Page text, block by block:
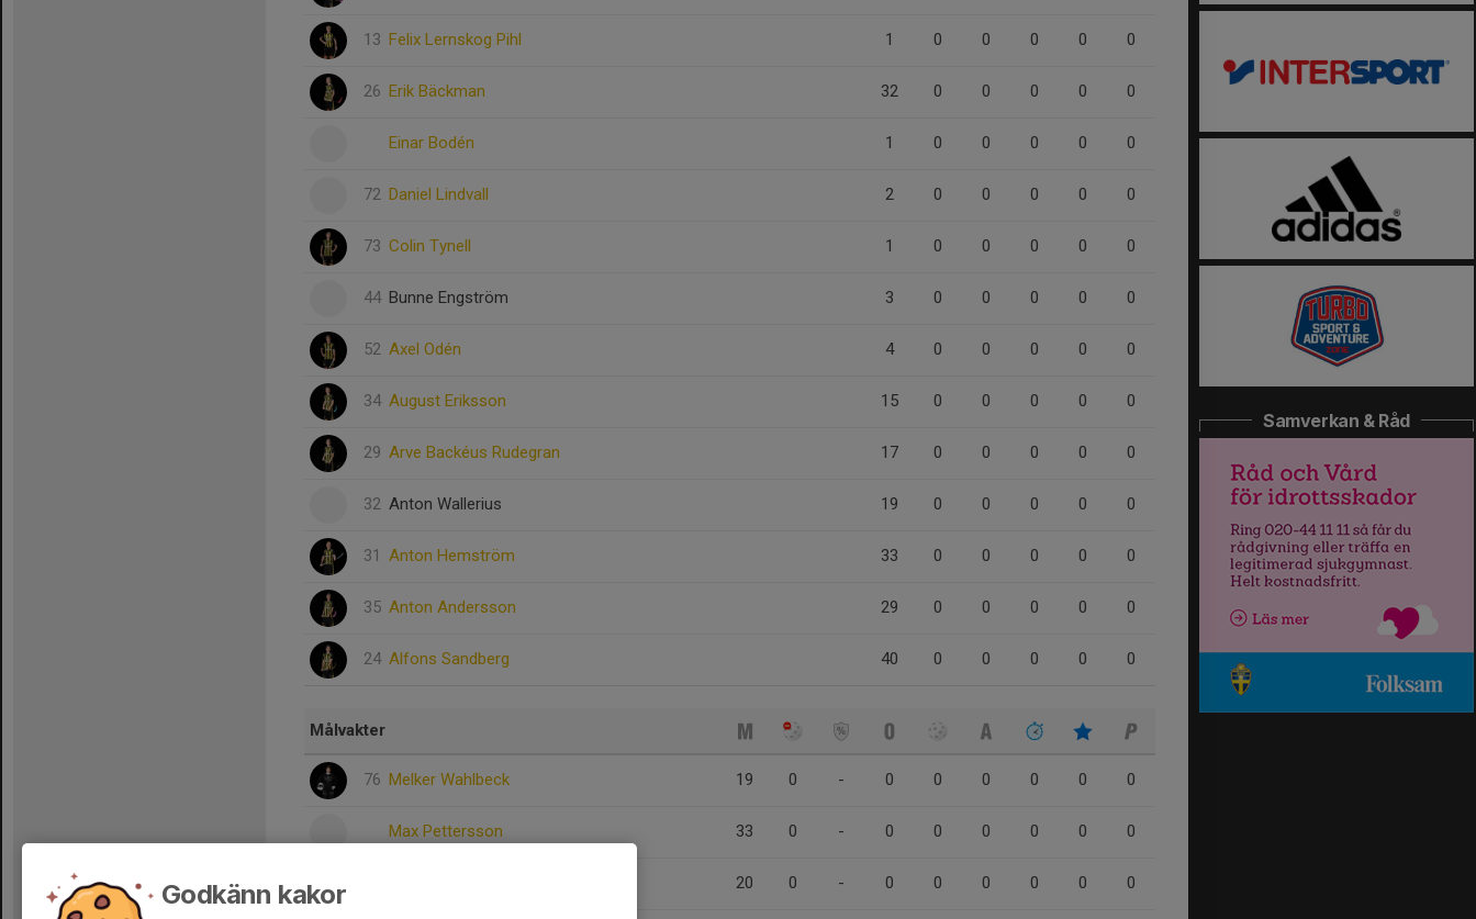
13 Felix Lernskog Pihl 1 0 0 0 0 0
26 Erik Bäckman 32 0 0 0 0 0
Einar Bodén 1 0 0 0 0 0
72 Daniel Lindvall 2 0 0 0 0 0
73 Colin Tynell 1 0 0 0 0 0
44 Bunne Engström 3 0 0 0 0 0
52 Axel Odén 4 0 0 0 0 0
34 August Eriksson 15 0 0 0 0 0
29 Arve Backéus Rudegran 17 0 0 0 0 0
32 Anton Wallerius 19 0 0 0 0 0
31 Anton Hemström 33 0 0 0 0 0
35 Anton Andersson 29 0 0 0 0 0
24 Alfons Sandberg 40 0 0 0 0 0
Målvakter
76 Melker Wahlbeck 19 0 - 0 0 0 0 0 0
Max Pettersson 33 0 - 0 0 0 0 0 0
20 0 - 0 0 0 0 0 0
Samverkan & Råd
Godkänn kakor